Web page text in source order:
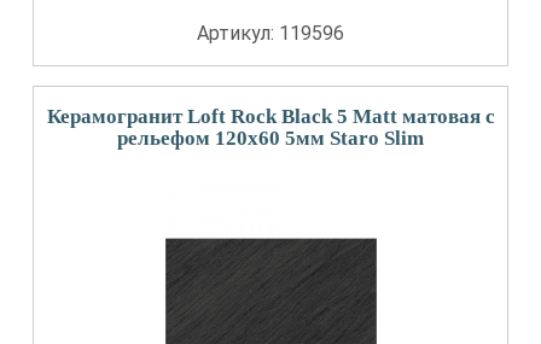
Артикул: 119596
Керамогранит Loft Rock Black 5 Matt матовая с
рельефом 120x60 5мм Staro Slim